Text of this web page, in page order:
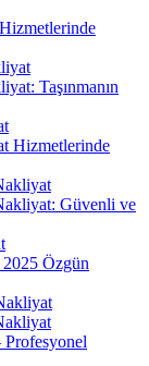
Taşınmanın
Hizmetlerinde
Güvenli ve
Özgün